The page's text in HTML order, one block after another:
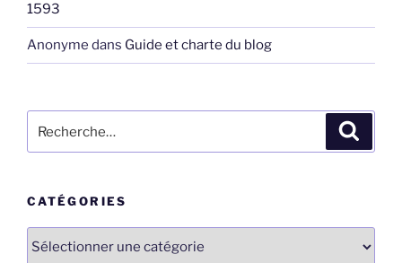
1593
Anonyme dans Guide et charte du blog
pour
CATÉGORIES
Catégories